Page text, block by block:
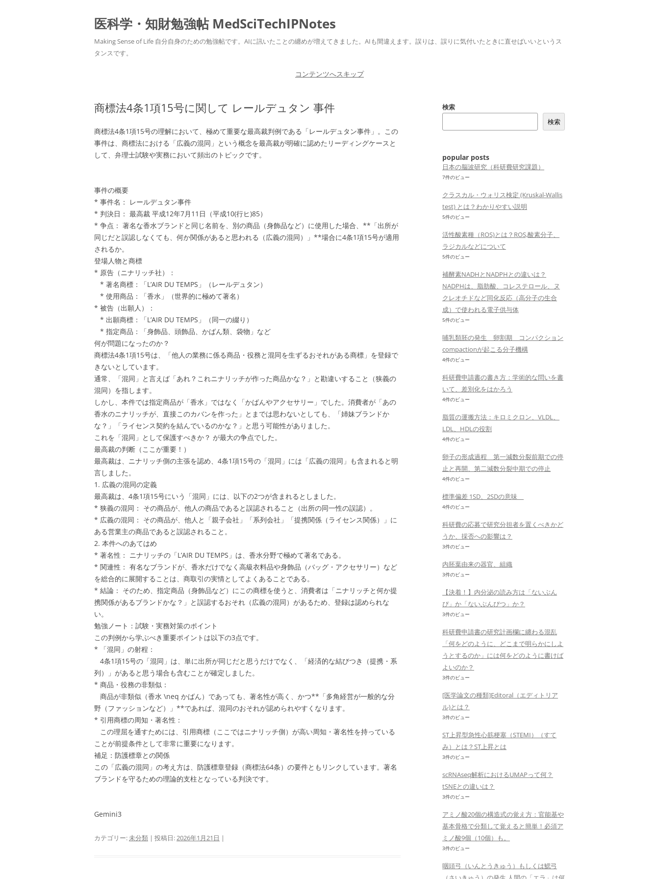
医科学・知財勉強帖 MedSciTechIPNotes
Making Sense of Life 自分自身のための勉強帖です。AIに訊いたことの纏めが増えてきました。AIも間違えます。誤りは、誤りに気付いたときに直せばいいというス
タンスです。
コンテンツへスキップ
商標法4条1項15号に関して レールデュタン 事件
商標法4条1項15号の理解において、極めて重要な最高裁判例である「レールデュタン事件」。この
事件は、商標法における「広義の混同」という概念を最高裁が明確に認めたリーディングケースと
して、弁理士試験や実務において頻出のトピックです。
事件の概要
* 事件名： レールデュタン事件
* 判決日： 最高裁 平成12年7月11日（平成10(行ヒ)85）
* 争点： 著名な香水ブランドと同じ名前を、別の商品（身飾品など）に使用した場合、**「出所が
同じだと誤認しなくても、何か関係があると思われる（広義の混同）」**場合に4条1項15号が適用
されるか。
登場人物と商標
* 原告（ニナリッチ社）：
* 著名商標：「L’AIR DU TEMPS」（レールデュタン）
* 使用商品：「香水」（世界的に極めて著名）
* 被告（出願人）：
* 出願商標：「L’AIR DU TEMPS」（同一の綴り）
* 指定商品：「身飾品、頭飾品、かばん類、袋物」など
何が問題になったのか？
商標法4条1項15号は、「他人の業務に係る商品・役務と混同を生ずるおそれがある商標」を登録で
きないとしています。
通常、「混同」と言えば「あれ？これニナリッチが作った商品かな？」と勘違いすること（狭義の
混同）を指します。
しかし、本件では指定商品が「香水」ではなく「かばんやアクセサリー」でした。消費者が「あの
香水のニナリッチが、直接このカバンを作った」とまでは思わないとしても、「姉妹ブランドか
な？」「ライセンス契約を結んでいるのかな？」と思う可能性がありました。
これを「混同」として保護すべきか？ が最大の争点でした。
最高裁の判断（ここが重要！）
最高裁は、ニナリッチ側の主張を認め、4条1項15号の「混同」には「広義の混同」も含まれると明
言しました。
1. 広義の混同の定義
最高裁は、4条1項15号にいう「混同」には、以下の2つが含まれるとしました。
* 狭義の混同： その商品が、他人の商品であると誤認されること（出所の同一性の誤認）。
* 広義の混同： その商品が、他人と「親子会社」「系列会社」「提携関係（ライセンス関係）」に
ある営業主の商品であると誤認されること。
2. 本件へのあてはめ
* 著名性： ニナリッチの「L’AIR DU TEMPS」は、香水分野で極めて著名である。
* 関連性： 有名なブランドが、香水だけでなく高級衣料品や身飾品（バッグ・アクセサリー）など
を総合的に展開することは、商取引の実情としてよくあることである。
* 結論： そのため、指定商品（身飾品など）にこの商標を使うと、消費者は「ニナリッチと何か提
携関係があるブランドかな？」と誤認するおそれ（広義の混同）があるため、登録は認められな
い。
勉強ノート：試験・実務対策のポイント
この判例から学ぶべき重要ポイントは以下の3点です。
* 「混同」の射程：
4条1項15号の「混同」は、単に出所が同じだと思うだけでなく、「経済的な結びつき（提携・系
列）」があると思う場合も含むことが確定しました。
* 商品・役務の非類似：
商品が非類似（香水 \neq かばん）であっても、著名性が高く、かつ**「多角経営が一般的な分
野（ファッションなど）」**であれば、混同のおそれが認められやすくなります。
* 引用商標の周知・著名性：
この理屈を通すためには、引用商標（ここではニナリッチ側）が高い周知・著名性を持っている
ことが前提条件として非常に重要になります。
補足：防護標章との関係
この「広義の混同」の考え方は、防護標章登録（商標法64条）の要件ともリンクしています。著名
ブランドを守るための理論的支柱となっている判決です。
Gemini3
カテゴリー:未分類 | 投稿日:2026年1月21日 |
検索
検索
popular posts
日本の脳波研究（科研費研究課題）
7件のビュー
クラスカル・ウォリス検定 (Kruskal-Wallis
test) とは？わかりやすい説明
5件のビュー
活性酸素種（ROS)とは？ROS,酸素分子、
ラジカルなどについて
5件のビュー
補酵素NADHとNADPHとの違いは？
NADPHは、脂肪酸、コレステロール、ヌ
クレオチドなど同化反応（高分子の生合
成）で使われる電子供与体
5件のビュー
哺乳類胚の発生 卵割期 コンパクション
compactionが起こる分子機構
4件のビュー
科研費申請書の書き方：学術的な問いを書
いて、差別化をはかろう
4件のビュー
脂質の運搬方法：キロミクロン、VLDL、
LDL、HDLの役割
4件のビュー
卵子の形成過程 第一減数分裂前期での停
止と再開、第二減数分裂中期での停止
4件のビュー
標準偏差 1SD、2SDの意味
4件のビュー
科研費の応募で研究分担者を置くべきかど
うか、採否への影響は？
3件のビュー
内胚葉由来の器官、組織
3件のビュー
【決着！】内分泌の読み方は「ないぶん
ぴ」か「ないぶんぴつ」か？
3件のビュー
科研費申請書の研究計画欄に纏わる混乱
「何をどのように、どこまで明らかにしよ
うとするのか」には何をどのように書けば
よいのか？
3件のビュー
[医学論文の種類]Editoral（エディトリア
ル)とは？
3件のビュー
ST上昇型急性心筋梗塞（STEMI）（すて
み）とは？ST上昇とは
3件のビュー
scRNAseq解析におけるUMAPって何？
tSNEとの違いは？
3件のビュー
アミノ酸20個の構造式の覚え方：官能基や
基本骨格で分類して覚えると簡単！必須ア
ミノ酸9個（10個）も。
3件のビュー
咽頭弓（いんとうきゅう）もしくは鰓弓